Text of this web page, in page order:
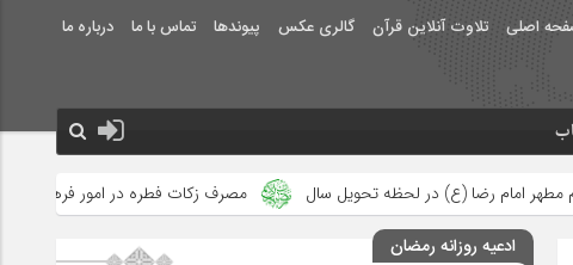
اصلی تلاوت آنلاین قرآن گالری عکس پیوندها تماس با ما درباره ما
تحویل سال مصرف زکات فطره در امور فرهنگی جلوه‌های بزرگ
ادعیه روزانه رمضان